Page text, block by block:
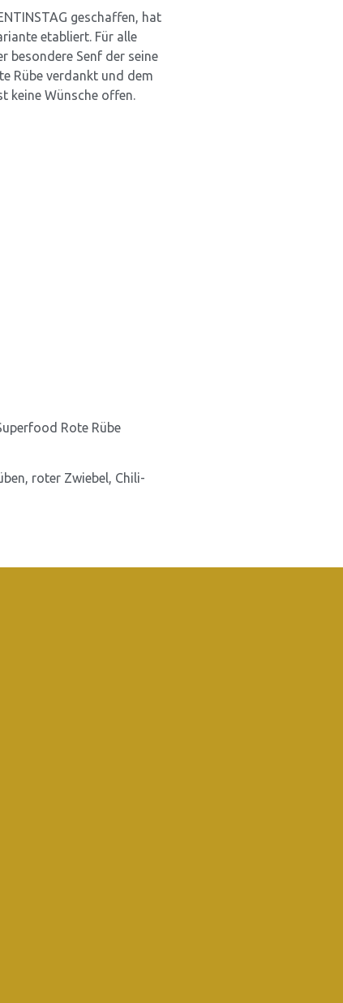
geschaffen, hat
etabliert. Für alle
besondere Senf der seine
Rübe verdankt und dem
keine Wünsche offen.
Rote Rübe
roter Zwiebel, Chili-